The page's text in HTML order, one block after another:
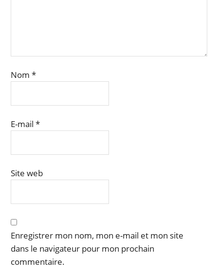
Nom*
E-mail*
Site web
Enregistrer mon nom, mon e-mail et mon site
dans le navigateur pour mon prochain
commentaire.